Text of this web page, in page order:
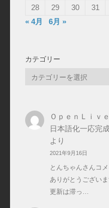
28
29 30
31
« 4月
6月 »
カテゴリー
リ
ー
ＯｐｅｎＬｉｖ
日本語化一応完成
より
2021年9月16日
とんちゃんさんコ
ありがとうござい
更新は滞っ…